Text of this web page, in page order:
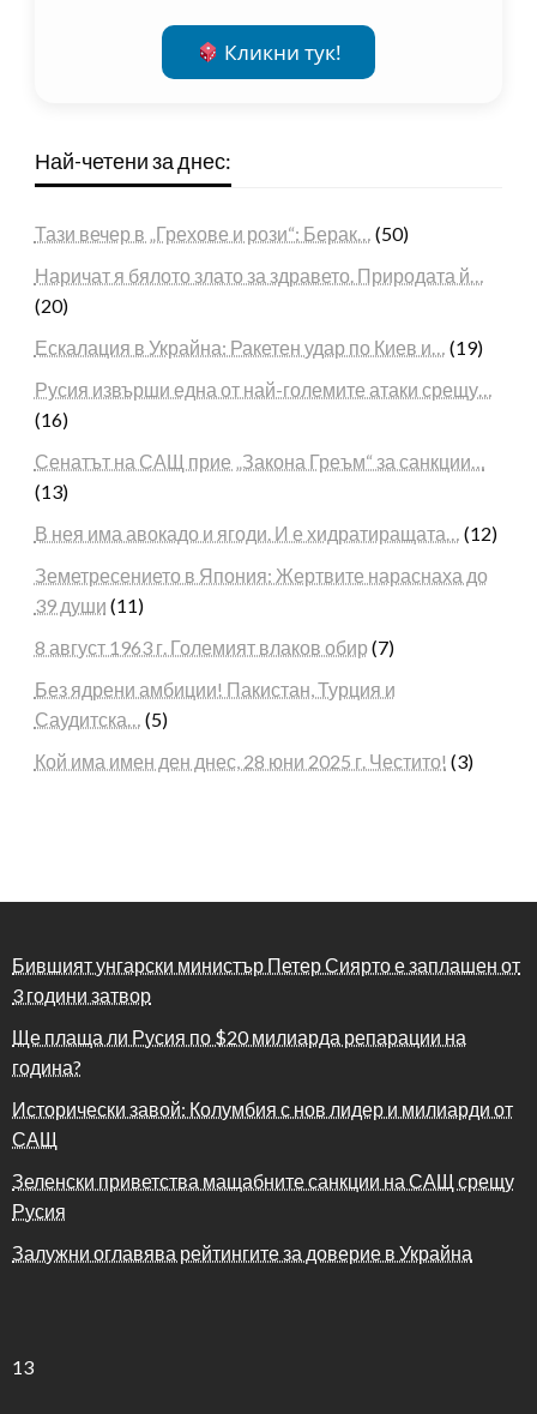
Кликни тук!
Най-четени за днес:
Тази вечер в „Грехове и рози“: Берак… (50)
Наричат я бялото злато за здравето. Природата й…
(20)
Ескалация в Украйна: Ракетен удар по Киев и… (19)
Русия извърши една от най-големите атаки срещу…
(16)
Сенатът на САЩ прие „Закона Греъм“ за санкции…
(13)
В нея има авокадо и ягоди. И е хидратиращата… (12)
Земетресението в Япония: Жертвите нараснаха до
39 души (11)
8 август 1963 г. Големият влаков обир (7)
Без ядрени амбиции! Пакистан, Турция и
Саудитска… (5)
Кой има имен ден днес, 28 юни 2025 г. Честито! (3)
Бившият унгарски министър Петер Сиярто е заплашен от
3 години затвор
Ще плаща ли Русия по $20 милиарда репарации на
година?
Исторически завой: Колумбия с нов лидер и милиарди от
САЩ
Зеленски приветства мащабните санкции на САЩ срещу
Русия
Залужни оглавява рейтингите за доверие в Украйна
13